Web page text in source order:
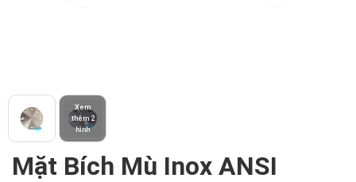
Xem
thêm 2
hình
Mặt Bích Mù Inox ANSI